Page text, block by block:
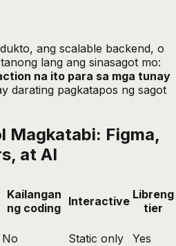
ang scalable backend, o
lang ang sinasagot mo:
na ito para sa mga tunay
darating pagkatapos ng sagot
Magkatabi: Figma,
at AI
Kailangan
ng coding Interactive Libreng
tier
No Static only
Yes